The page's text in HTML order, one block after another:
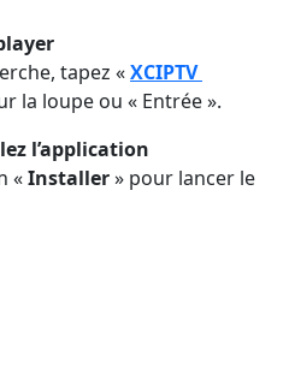
tapez «XCIPTV
la loupe ou « Entrée ».
l’application
«Installer» pour lancer le